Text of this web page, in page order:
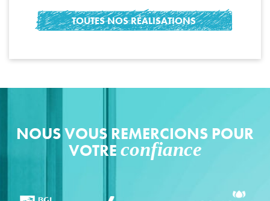
TOUTES NOS RÉALISATIONS
NOUS VOUS REMERCIONS POUR
VOTRE confiance